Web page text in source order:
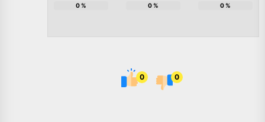
0% 0% 0%
0 0